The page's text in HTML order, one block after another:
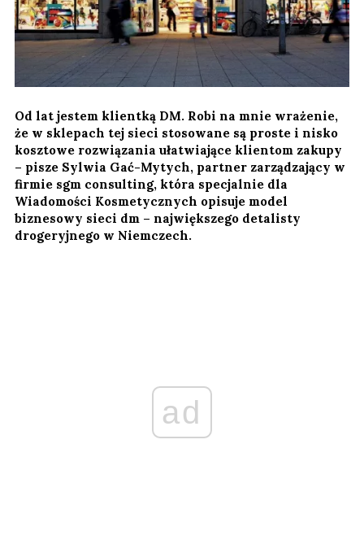
Od lat jestem klientką DM. Robi na mnie wrażenie,
że w sklepach tej sieci stosowane są proste i nisko
kosztowe rozwiązania ułatwiające klientom zakupy
– pisze Sylwia Gać-Mytych, partner zarządzający w
firmie sgm consulting, która specjalnie dla
Wiadomości Kosmetycznych opisuje model
biznesowy sieci dm – największego detalisty
drogeryjnego w Niemczech.
ad